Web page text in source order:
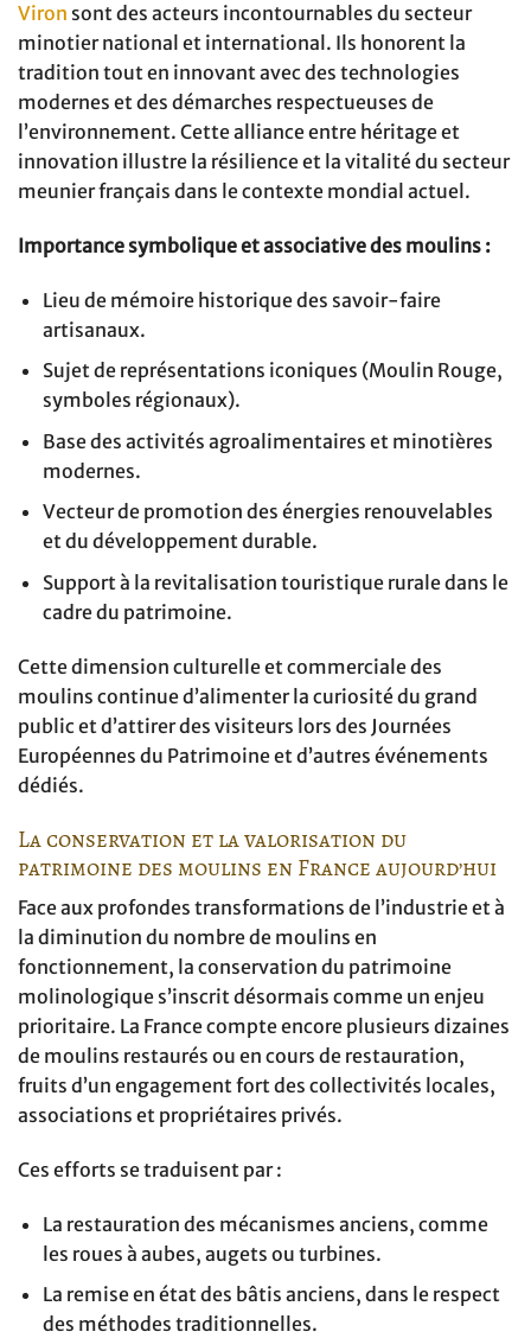
Viron sont des acteurs incontournables du secteur
minotier national et international. Ils honorent la
tradition tout en innovant avec des technologies
modernes et des démarches respectueuses de
l’environnement. Cette alliance entre héritage et
innovation illustre la résilience et la vitalité du secteur
meunier français dans le contexte mondial actuel.
Importance symbolique et associative des moulins :
Lieu de mémoire historique des savoir-faire
artisanaux.
Sujet de représentations iconiques (Moulin Rouge,
symboles régionaux).
Base des activités agroalimentaires et minotières
modernes.
Vecteur de promotion des énergies renouvelables
et du développement durable.
Support à la revitalisation touristique rurale dans le
cadre du patrimoine.
Cette dimension culturelle et commerciale des
moulins continue d’alimenter la curiosité du grand
public et d’attirer des visiteurs lors des Journées
Européennes du Patrimoine et d’autres événements
dédiés.
La conservation et la valorisation du
patrimoine des moulins en France aujourd’hui
Face aux profondes transformations de l’industrie et à
la diminution du nombre de moulins en
fonctionnement, la conservation du patrimoine
molinologique s’inscrit désormais comme un enjeu
prioritaire. La France compte encore plusieurs dizaines
de moulins restaurés ou en cours de restauration,
fruits d’un engagement fort des collectivités locales,
associations et propriétaires privés.
Ces efforts se traduisent par :
La restauration des mécanismes anciens, comme
les roues à aubes, augets ou turbines.
La remise en état des bâtis anciens, dans le respect
des méthodes traditionnelles.